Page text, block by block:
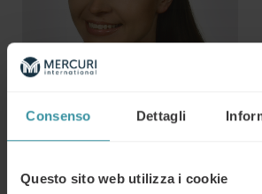
Consenso Dettagli
Questo sito web utilizza i cookie
sono uguali…..